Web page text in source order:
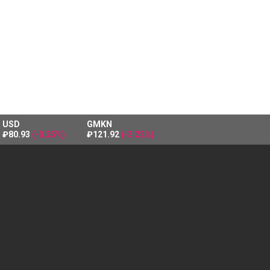
USD
₽80.93 (-0.25%)
GMKN
₽121.92 (-3.22%)